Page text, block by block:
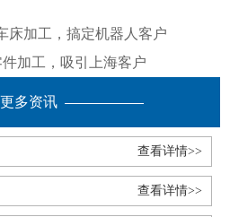
床加工，搞定机器人客户
加工，吸引上海客户
更多资讯
查看详情>>
查看详情>>